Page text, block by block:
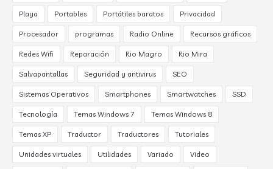
Playa Portables Portátiles baratos Privacidad
Procesador programas Radio Online Recursos gráficos
Redes Wifi Reparación Rio Magro Rio Mira
Salvapantallas Seguridad y antivirus SEO
Sistemas Operativos Smartphones Smartwatches SSD
Tecnología Temas Windows 7 Temas Windows 8
Temas XP Traductor Traductores Tutoriales
Unidades virtuales Utilidades Variado Video